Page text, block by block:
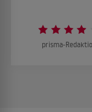
prisma-